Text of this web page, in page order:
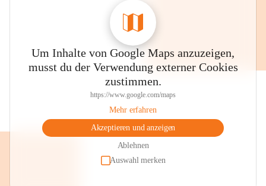
Um Inhalte von Google Maps anzuzeigen,
musst du der Verwendung externer Cookies
zustimmen.
https://www.google.com/maps
Mehr erfahren
Akzeptieren und anzeigen
Ablehnen
Auswahl merken